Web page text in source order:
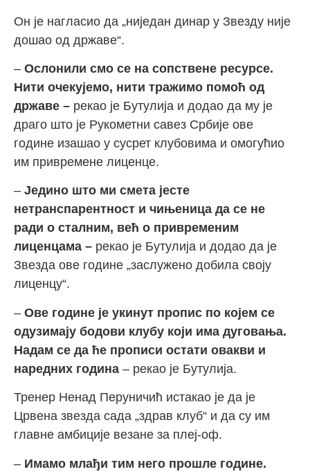
Он је нагласио да „ниједан динар у Звезду није
дошао од државе“.
– Ослонили смо се на сопствене ресурсе.
Нити очекујемо, нити тражимо помоћ од
државе – рекао је Бутулија и додао да му је
драго што је Рукометни савез Србије ове
године изашао у сусрет клубовима и омогућио
им привремене лиценце.
– Једино што ми смета јесте
нетранспарентност и чињеница да се не
ради о сталним, већ о привременим
лиценцама – рекао је Бутулија и додао да је
Звезда ове године „заслужено добила своју
лиценцу“.
– Ове године је укинут пропис по којем се
одузимају бодови клубу који има дуговања.
Надам се да ће прописи остати овакви и
наредних година – рекао је Бутулија.
Тренер Ненад Перуничић истакао је да је
Црвена звезда сада „здрав клуб“ и да су им
главне амбиције везане за плеј-оф.
– Имамо млађи тим него прошле године.